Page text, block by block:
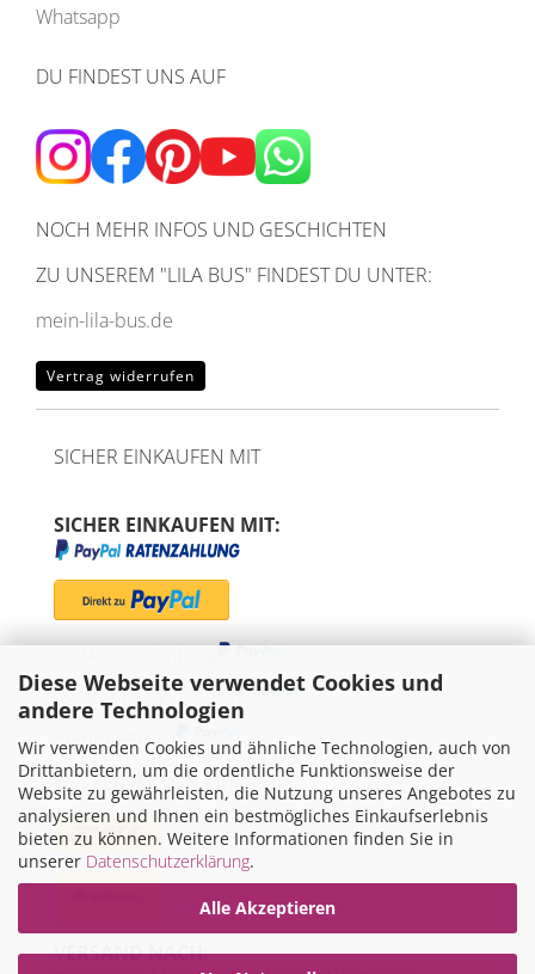
Diese Webseite verwendet Cookies und
andere Technologien
Wir verwenden Cookies und ähnliche Technologien, auch von
Drittanbietern, um die ordentliche Funktionsweise der
Website zu gewährleisten, die Nutzung unseres Angebotes zu
analysieren und Ihnen ein bestmögliches Einkaufserlebnis
bieten zu können. Weitere Informationen finden Sie in
unserer Datenschutzerklärung.
Alle Akzeptieren
Whatsapp
DU FINDEST UNS AUF
NOCH MEHR INFOS UND GESCHICHTEN
ZU UNSEREM "LILA BUS" FINDEST DU UNTER:
mein-lila-bus.de
Vertrag widerrufen
SICHER EINKAUFEN MIT
SICHER EINKAUFEN MIT:
"Später bezahlen" via
Kreditkarte via
WIR VERSENDEN MIT
VERSAND NACH: